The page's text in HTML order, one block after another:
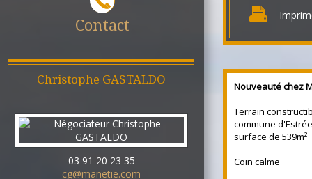
Contact
Christophe GASTALDO
03 91 20 23 35
cg@manetie.com
Nouveauté chez
Terrain
commune
surface de 539m²
Coin calme